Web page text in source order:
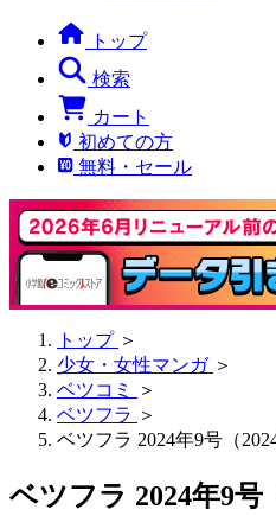
トップ
検索
カート
初めての方
無料・セール
トップ ＞
少女・女性マンガ ＞
ベツコミ
＞
ベツフラ ＞
ベツフラ 2024年9号（
ベツフラ 2024年9号